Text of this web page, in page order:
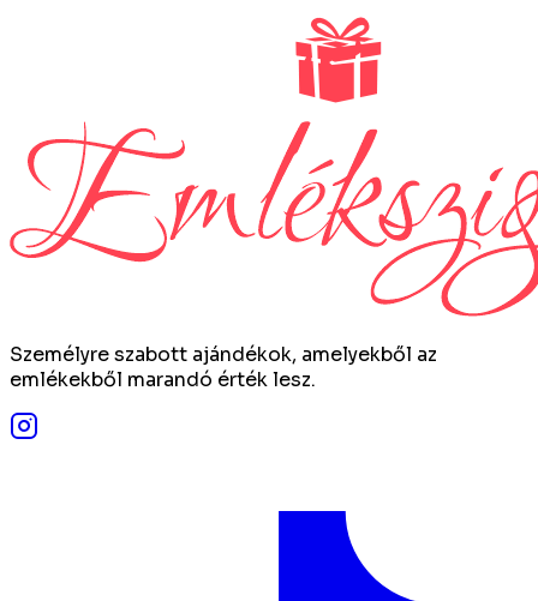
Személyre szabott ajándékok, amelyekből az
emlékekből marandó érték lesz.